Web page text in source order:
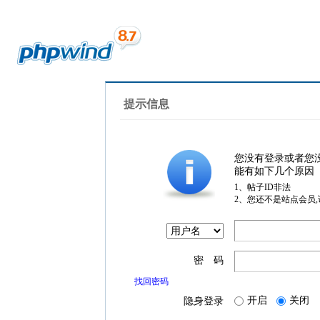
提示信息
您没有登录或者您
能有如下几个原因
1、帖子ID非法
2、您还不是站点会员
密 码
找回密码
隐身登录 开启 关闭